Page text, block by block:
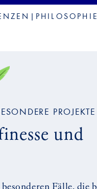
PROJEKTE
und
Fälle, die